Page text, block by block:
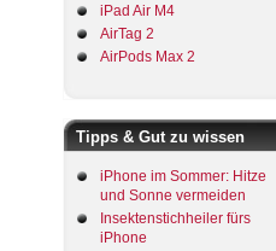
iPad Air M4
AirTag 2
AirPods Max 2
Tipps & Gut zu wissen
iPhone im Sommer: Hitze
und Sonne vermeiden
Insektenstichheiler fürs
iPhone